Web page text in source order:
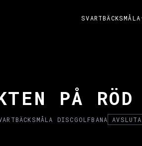
SVARTBÄCKSMÅLA
PÅ
DISCGOLFBANA